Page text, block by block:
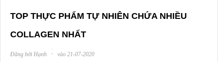
TOP THỰC PHẨM TỰ NHIÊN CHỨA NHIỀU
COLLAGEN NHẤT
Đăng bởi Hạnh · vào 21-07-2020